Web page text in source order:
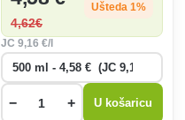
4,62€
Ušteda 1%
JC 9,16 €/l
− + U košaricu